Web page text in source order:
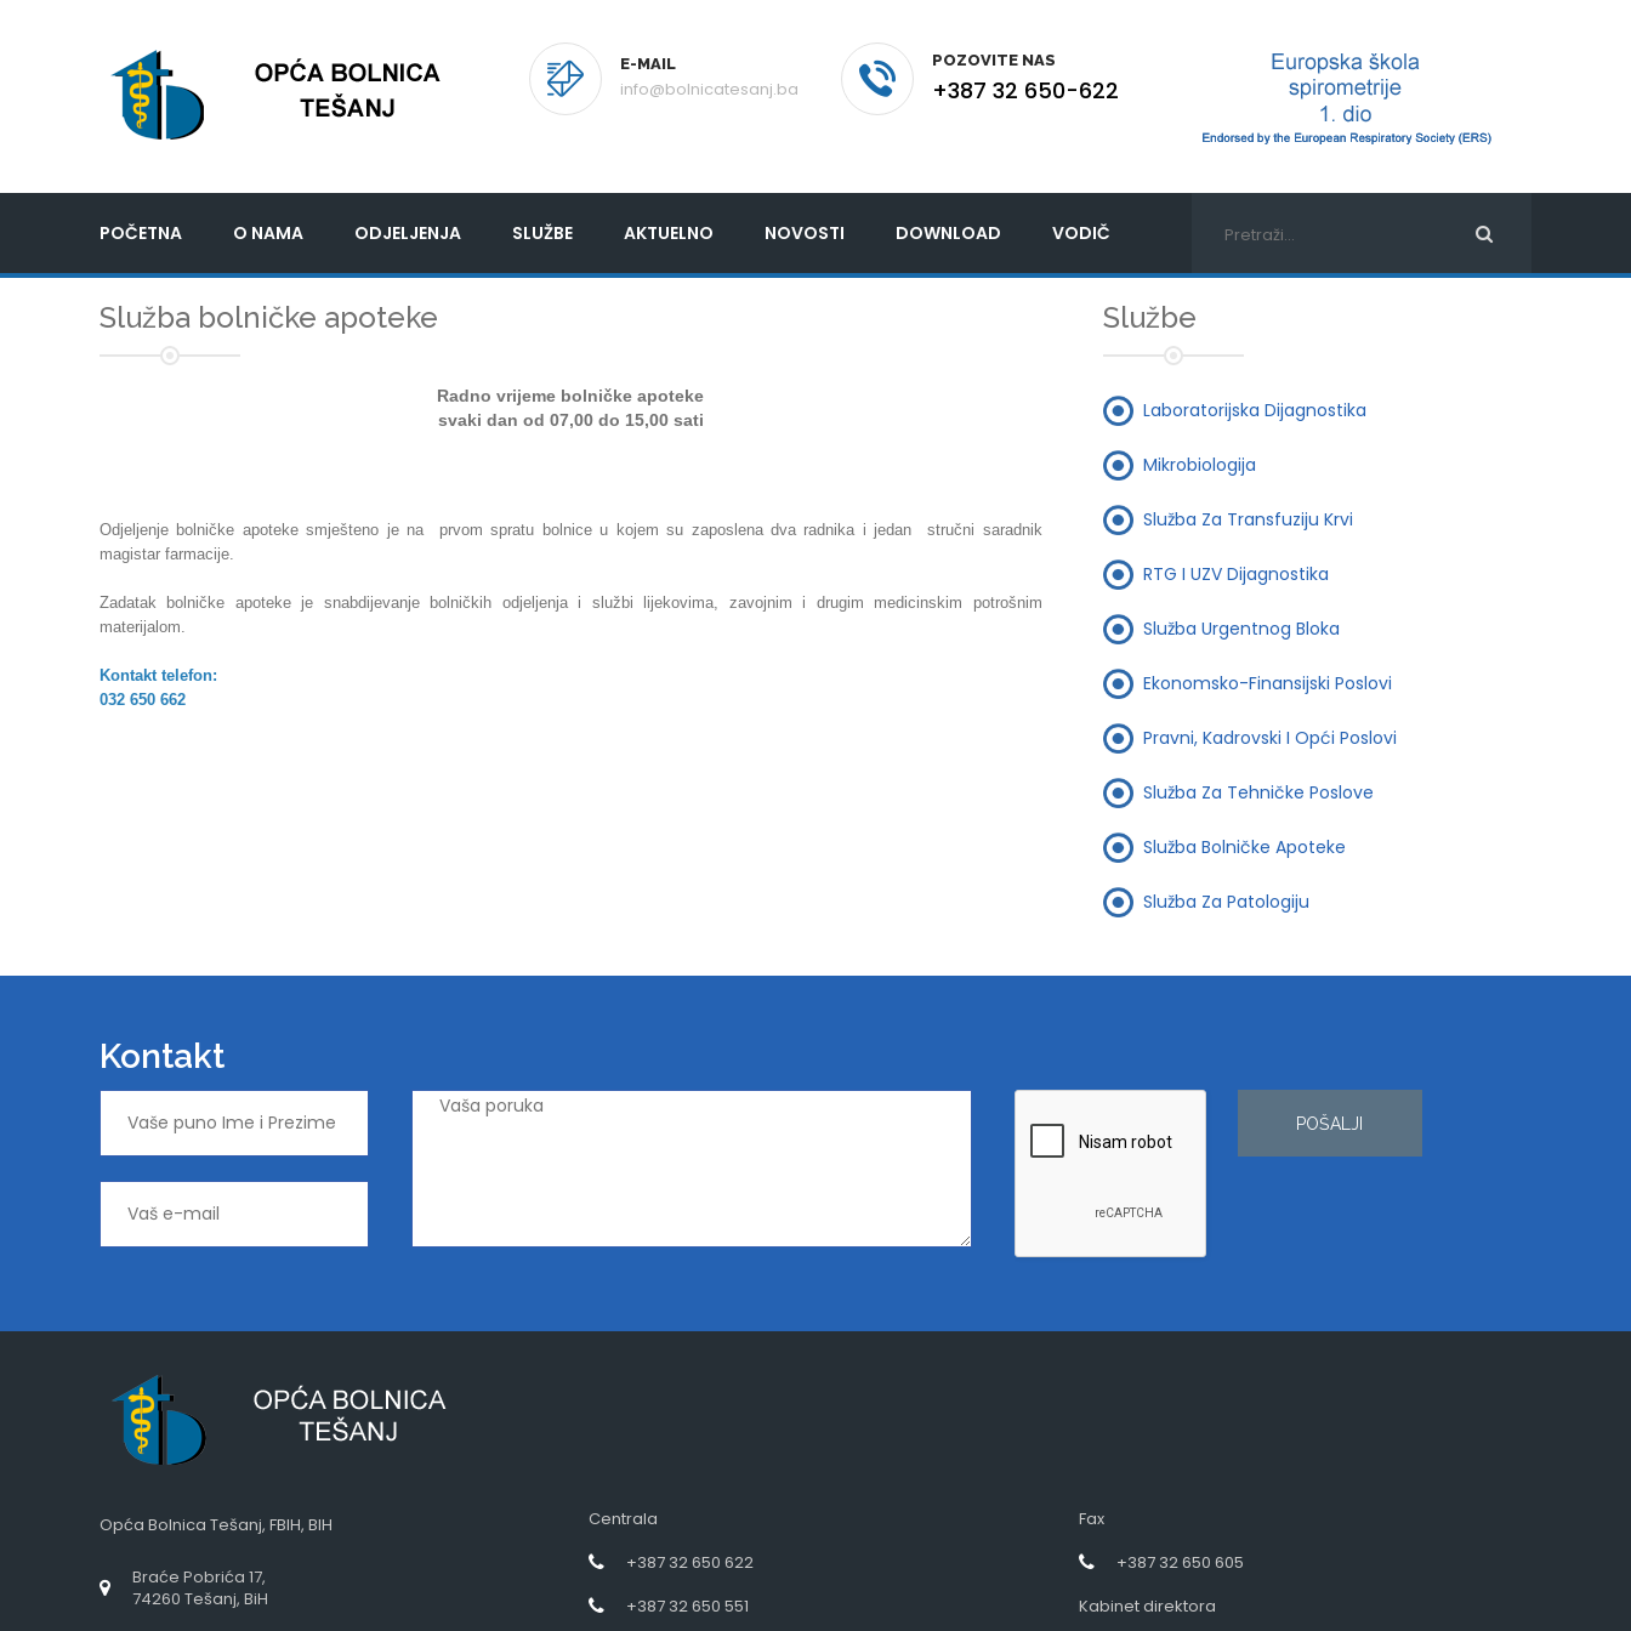
E-MAIL
info@bolnicatesanj.ba
POZOVITE NAS
+387 32 650-622
POČETNA O NAMA ODJELJENJA SLUŽBE AKTUELNO NOVOSTI DOWNLOAD VODIČ
Služba bolničke apoteke
Radno vrijeme bolničke apoteke
svaki dan od 07,00 do 15,00 sati
Odjeljenje bolničke apoteke smješteno je na prvom spratu bolnice u kojem su zaposlena dva radnikai jedan stručni saradnik
magistar farmacije.
Zadatak bolničke apoteke je snabdijevanje bolničkih odjeljenja i službi lijekovima, zavojnim i drugim medicinskim potrošnim
materijalom.
Kontakt telefon:
032 650 662
Službe
Laboratorijska Dijagnostika
Mikrobiologija
Služba Za Transfuziju Krvi
RTG I UZV Dijagnostika
Služba Urgentnog Bloka
Ekonomsko-Finansijski Poslovi
Pravni, Kadrovski I Opći Poslovi
Služba Za Tehničke Poslove
Služba Bolničke Apoteke
Služba Za Patologiju
Kontakt
POŠALJI
Opća Bolnica Tešanj, FBIH, BIH
Braće Pobrića 17,
74260 Tešanj, BiH
Centrala
+387 32 650 622
+387 32 650 551
Fax
+387 32 650 605
Kabinet direktora